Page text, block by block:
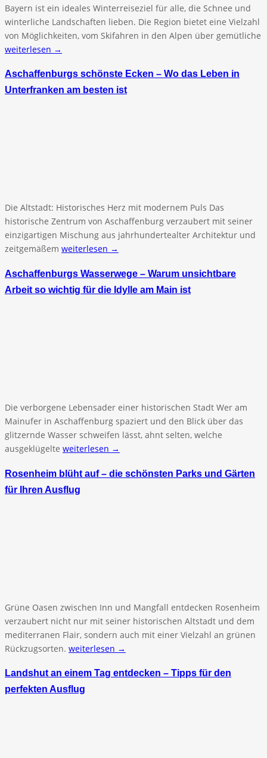
Bayern ist ein ideales Winterreiseziel für alle, die Schnee und
winterliche Landschaften lieben. Die Region bietet eine Vielzahl
von Möglichkeiten, vom Skifahren in den Alpen über gemütliche
weiterlesen →
Aschaffenburgs schönste Ecken – Wo das Leben in
Unterfranken am besten ist
Die Altstadt: Historisches Herz mit modernem Puls Das
historische Zentrum von Aschaffenburg verzaubert mit seiner
einzigartigen Mischung aus jahrhundertealter Architektur und
zeitgemäßem weiterlesen →
Aschaffenburgs Wasserwege – Warum unsichtbare
Arbeit so wichtig für die Idylle am Main ist
Die verborgene Lebensader einer historischen Stadt Wer am
Mainufer in Aschaffenburg spaziert und den Blick über das
glitzernde Wasser schweifen lässt, ahnt selten, welche
ausgeklügelte weiterlesen →
Rosenheim blüht auf – die schönsten Parks und Gärten
für Ihren Ausflug
Grüne Oasen zwischen Inn und Mangfall entdecken Rosenheim
verzaubert nicht nur mit seiner historischen Altstadt und dem
mediterranen Flair, sondern auch mit einer Vielzahl an grünen
Rückzugsorten. weiterlesen →
Landshut an einem Tag entdecken – Tipps für den
perfekten Ausflug